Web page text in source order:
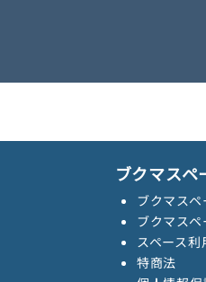
ブクマスペ
ブクマスペ
ブクマスペ
スペース利
特商法